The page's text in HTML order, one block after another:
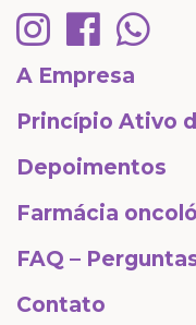
A Empresa
Princípio Ativo
Depoimentos
Farmácia
FAQ –
Contato